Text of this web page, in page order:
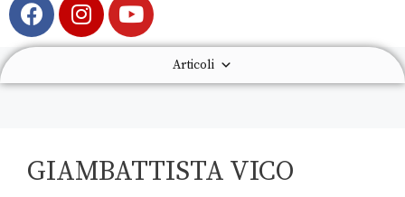
Articoli
GIAMBATTISTA VICO